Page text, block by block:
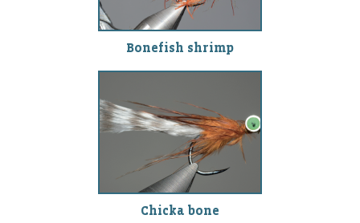
Bonefish shrimp
Chicka bone